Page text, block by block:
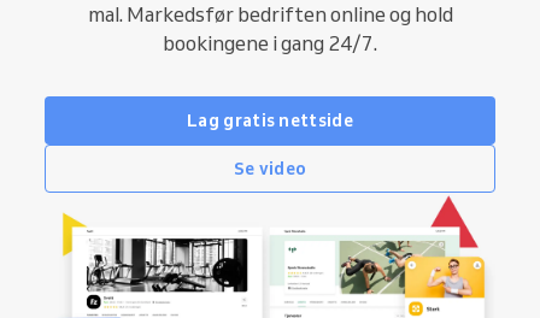
mal. Markedsfør bedriften online og hold
bookingene i gang 24/7.
Lag gratis nettside
Se video